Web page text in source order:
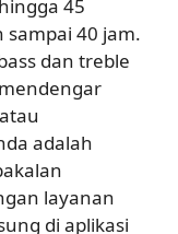
45
sampai 40 jam.
dan treble
adalah
layanan
di aplikasi